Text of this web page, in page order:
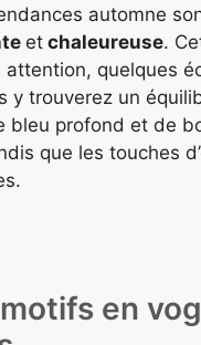
automne
et chaleureuse.
attention, quelques
y trouverez un
bleu profond et de
que les touches
en